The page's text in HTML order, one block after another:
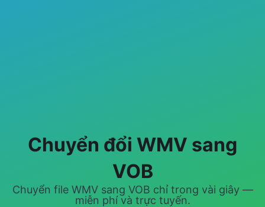
Chuyển đổi WMV sang
VOB
Chuyển file WMV sang VOB chỉ trong vài giây —
miễn phí và trực tuyến.